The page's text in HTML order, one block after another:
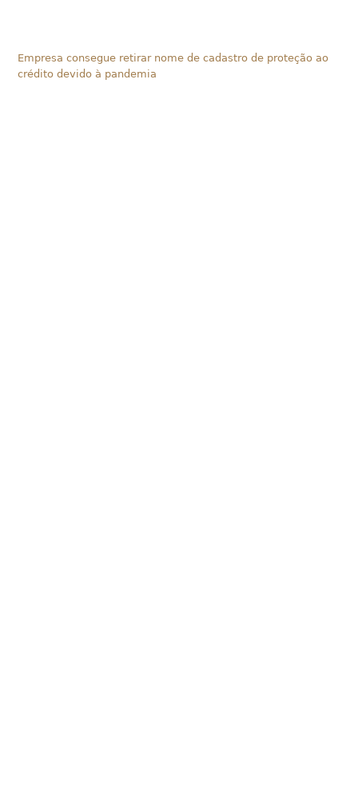
Empresa consegue retirar nome de cadastro de proteção ao
crédito devido à pandemia